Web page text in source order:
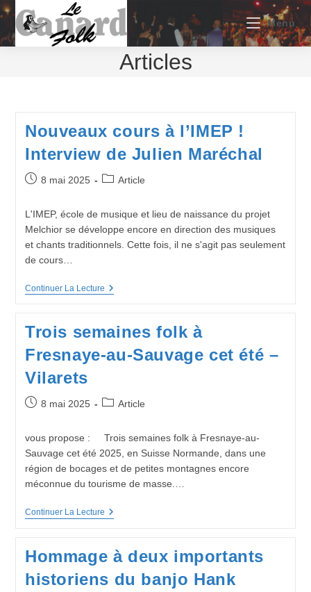
Skip
to
content
Menu
Articles
Nouveaux cours à l’IMEP !
Interview de Julien Maréchal
Publication
8 mai 2025
PostArticle
L'IMEP, école de musique et lieu de naissance du projet
Melchior se développe encore en direction des musiques
et chants traditionnels. Cette fois, il ne s'agit pas seulement
de cours…
Continuer La LectureNouveaux
!
De
Trois semaines folk à
Fresnaye-au-Sauvage cet été –
Vilarets
Publication
8 mai 2025
PostArticle
vous propose : Trois semaines folk à Fresnaye-au-
Sauvage cet été 2025, en Suisse Normande, dans une
région de bocages et de petites montagnes encore
méconnue du tourisme de masse.…
Continuer La LectureTrois
Fresnaye-
Sauvage
Hommage à deux importants
historiens du banjo Hank